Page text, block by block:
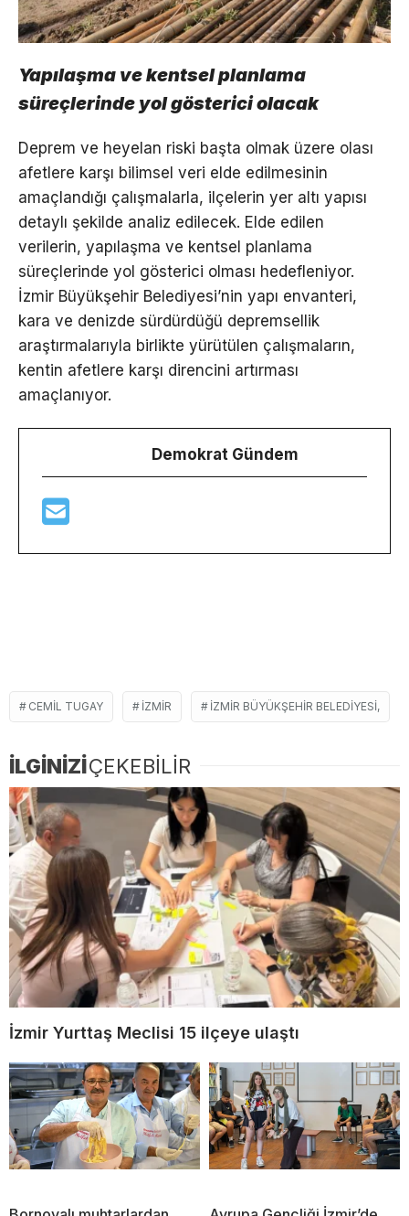
Yapılaşma ve kentsel planlama
süreçlerinde yol gösterici olacak
Deprem ve heyelan riski başta olmak üzere olası
afetlere karşı bilimsel veri elde edilmesinin
amaçlandığı çalışmalarla, ilçelerin yer altı yapısı
detaylı şekilde analiz edilecek. Elde edilen
verilerin, yapılaşma ve kentsel planlama
süreçlerinde yol gösterici olması hedefleniyor.
İzmir Büyükşehir Belediyesi’nin yapı envanteri,
kara ve denizde sürdürdüğü depremsellik
araştırmalarıyla birlikte yürütülen çalışmaların,
kentin afetlere karşı direncini artırması
amaçlanıyor.
Demokrat Gündem
CEMIL TUGAY İZMIR İZMIR BÜYÜKŞEHIR BELEDIYESI,
İLGİNİZİÇEKEBİLİR
İzmir Yurttaş Meclisi 15 ilçeye ulaştı